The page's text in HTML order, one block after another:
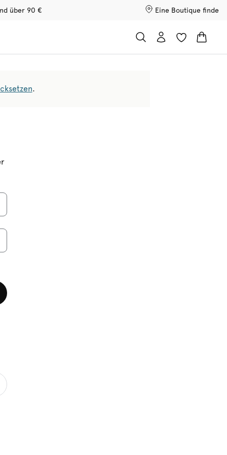
über 90 € Eine Boutique finde
.